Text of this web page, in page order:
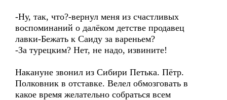
-Ну, так, что?-вернул меня из счастливых
воспоминаний о далёком детстве продавец
лавки-Бежать к Саиду за вареньем?
-За турецким? Нет, не надо, извините!
Накануне звонил из Сибири Петька. Пётр.
Полковник в отставке. Велел обмозговать в
какое время желательно собраться всем